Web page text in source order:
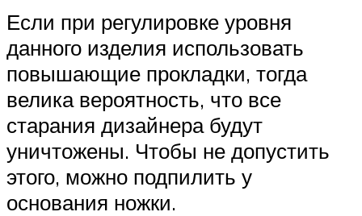
Если при регулировке уровня
данного изделия использовать
повышающие прокладки, тогда
велика вероятность, что все
старания дизайнера будут
уничтожены. Чтобы не допустить
этого, можно подпилить у
основания ножки.